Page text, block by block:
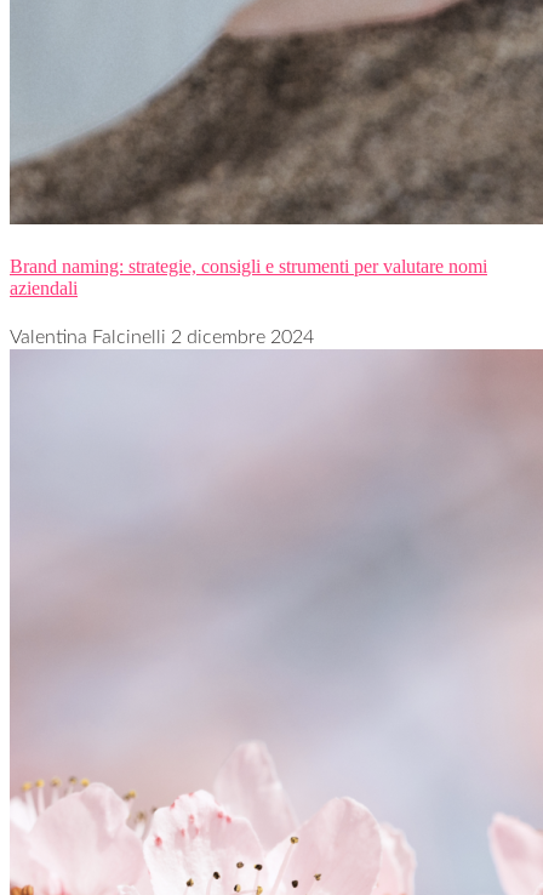
Brand naming: strategie, consigli e strumenti per valutare nomi
aziendali
Valentina Falcinelli 2 dicembre 2024